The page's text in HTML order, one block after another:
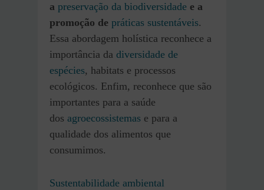
a preservação da biodiversidade e a
promoção de práticas sustentáveis.
Essa abordagem holística reconhece a
importância da diversidade de
espécies, habitats e processos
ecológicos. Enfim, reconhece que são
importantes para a saúde
dos agroecossistemas e para a
qualidade dos alimentos que
consumimos.
Sustentabilidade ambiental